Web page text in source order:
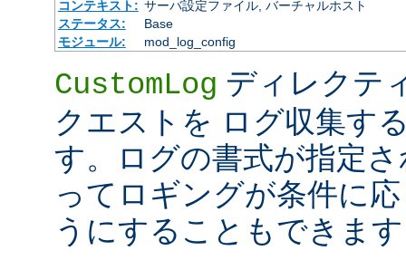
コンテキスト: サーバ設定ファイル, バーチャルホスト
ステータス:
Base
モジュール:
mod_log_config
CustomLog ディレクテ
クエストを ログ収集す
す。ログの書式が指定
ってロギングが条件に
うにすることもできま